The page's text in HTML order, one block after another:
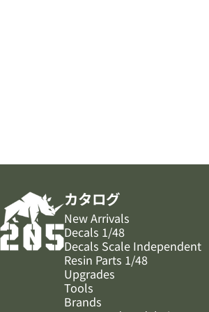
205ホビーズ｜205 Hobbies
カタログ
New Arrivals
Decals 1/48
Decals Scale Independent
Resin Parts 1/48
Upgrades
Tools
Brands